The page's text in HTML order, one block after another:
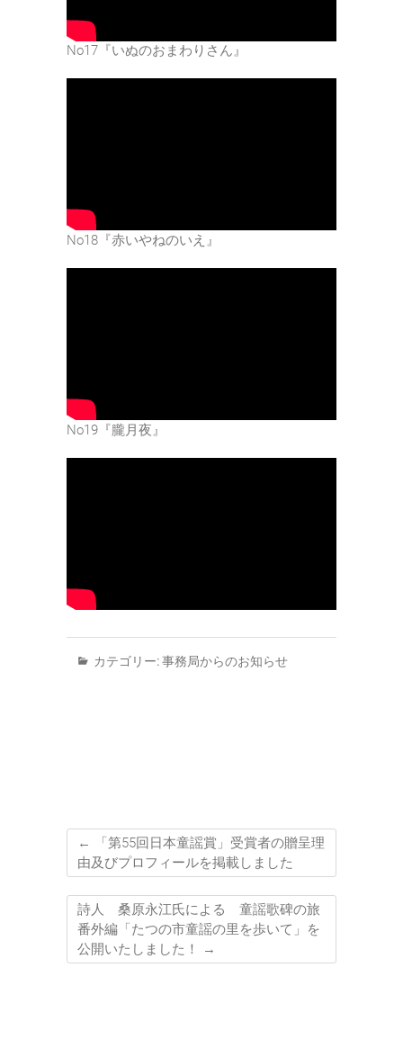
No17『いぬのおまわりさん』
No18『赤いやねのいえ』
No19『朧月夜』
カテゴリー:事務局からのお知らせ
←
「第55回日本童謡賞」受賞者の贈呈理
由及びプロフィールを掲載しました
詩人 桑原永江氏による 童謡歌碑の旅
番外編「たつの市童謡の里を歩いて」を
公開いたしました！
→